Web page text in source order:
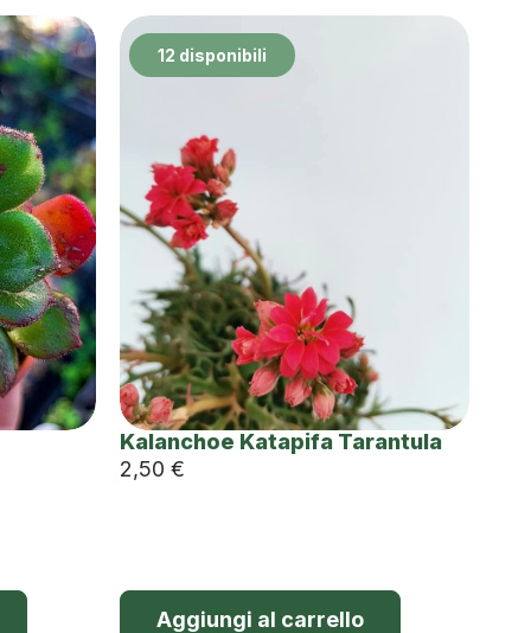
12 disponibili
Kalanchoe Katapifa Tarantula
2,50 €
Aggiungi al carrello